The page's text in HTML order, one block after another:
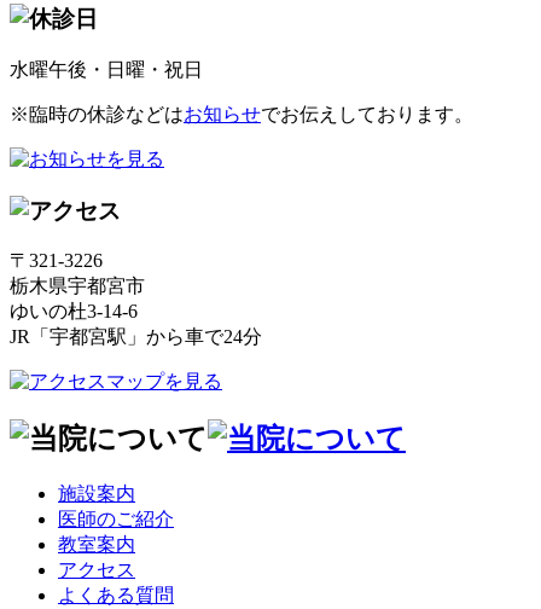
水曜午後・日曜・祝日
※臨時の休診などはお知らせでお伝えしております。
〒321-3226
栃木県宇都宮市
ゆいの杜3-14-6
JR「宇都宮駅」から車で24分
施設案内
医師のご紹介
教室案内
アクセス
よくある質問